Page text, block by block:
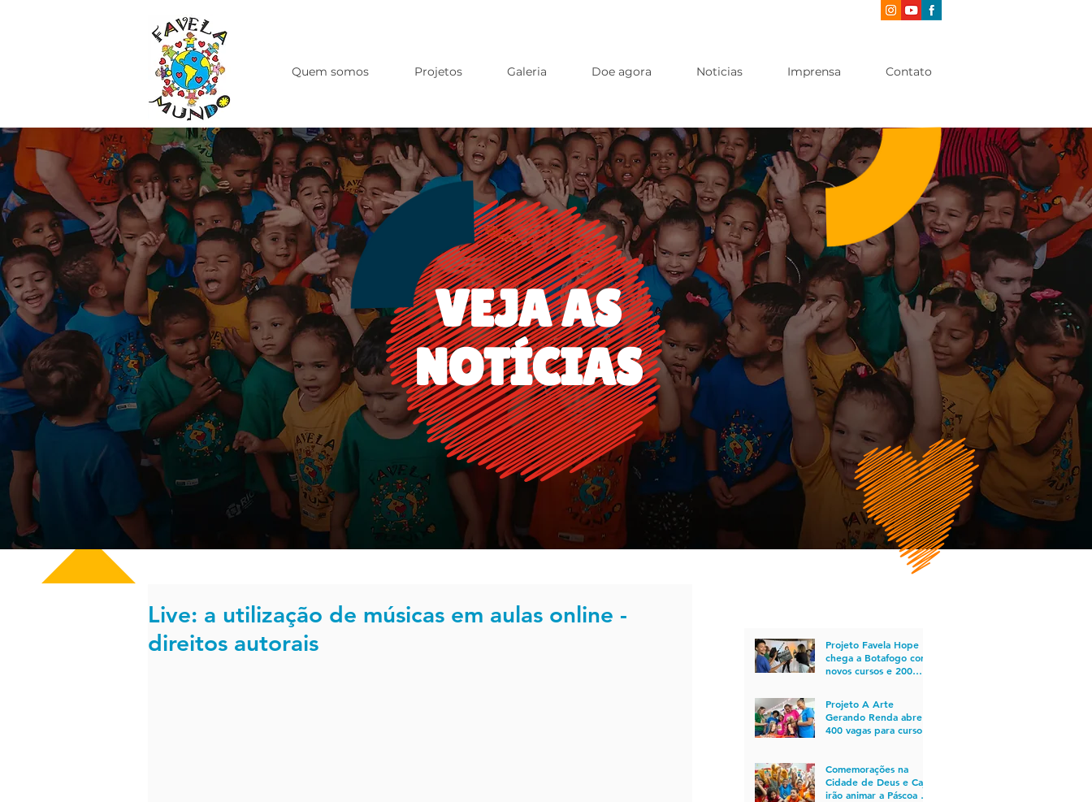
Quem somos Projetos Galeria Doe agora Noticias Imprensa Contato
VEJA AS
NOTÍCIAS
Live: a utilização de músicas em aulas online -
direitos autorais
Projeto Favela Hope
chega a Botafogo com
novos cursos e 200
audiovisual
Projeto A Arte
Gerando Renda abre
400 vagas para cursos
no Rio
Comemorações na
Cidade de Deus e Caju
irão animar a Páscoa de